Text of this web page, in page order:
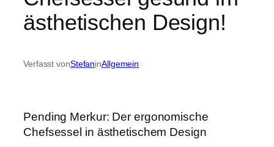
ästhetischen Design!
Verfasst vonStefaninAllgemein
Pending Merkur: Der ergonomische
Chefsessel in ästhetischem Design